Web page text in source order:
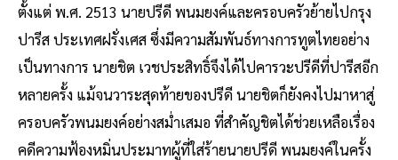
ตั้งแต่ พ.ศ. 2513 นายปรีดี พนมยงค์และครอบครัวย้ายไปกรุง
ปารีส ประเทศฝรั่งเศส ซึ่งมีความสัมพันธ์ทางการทูตไทยอย่าง
เป็นทางการ นายชิต เวชประสิทธิ์จึงได้ไปคารวะปรีดีที่ปารีสอีก
หลายครั้ง แม้จนวาระสุดท้ายของปรีดี นายชิตก็ยังคงไปมาหาสู่
ครอบครัวพนมยงค์อย่างสม่ำเสมอ ที่สำคัญชิตได้ช่วยเหลือเรื่อง
คดีความฟ้องหมิ่นประมาทผู้ที่ใส่ร้ายนายปรีดี พนมยงค์ในครั้ง